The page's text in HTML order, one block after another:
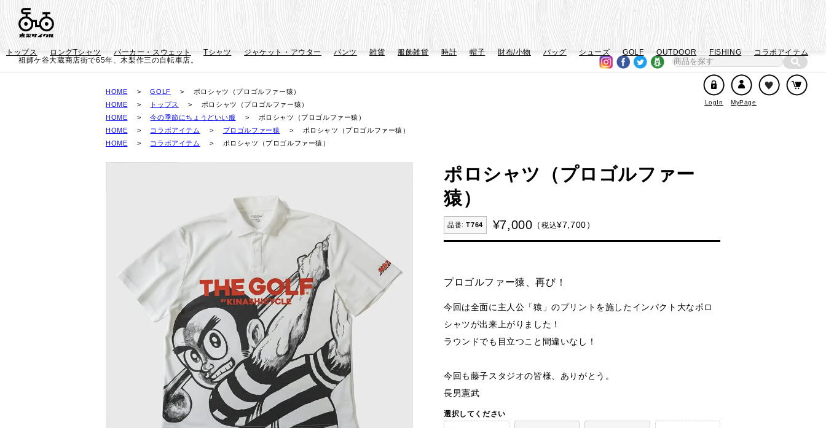
トップス ロングTシャツ パーカー・スウェット Tシャツ ジャケット・アウター パンツ 雑貨 服飾雑貨 時計 帽子 財布/小物 バッグ シューズ GOLF OUTDOOR FISHING コラボアイテム
MyPage
LogIn
祖師ケ谷大蔵商店街で65年、木梨作三の自転車店。
HOME GOLF
ポロシャツ（プロゴルファー猿）
HOME
トップス
ポロシャツ（プロゴルファー猿）
HOME
今の季節にちょうどいい服
ポロシャツ（プロゴルファー猿）
HOME
コラボアイテム プロゴルファー猿
ポロシャツ（プロゴルファー猿）
HOME
コラボアイテム ポロシャツ（プロゴルファー猿）
ポロシャツ（プロゴルファー
猿）
T764 ¥7,000 ¥7,700
税込
プロゴルファー猿、再び！
今回は全面に主人公「猿」のプリントを施したインパクト大なポロ
シャツが出来上がりました！
ラウンドでも目立つこと間違いなし！
今回も藤子スタジオの皆様、ありがとう。
長男憲武
選択してください